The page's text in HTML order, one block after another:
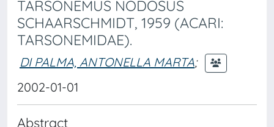
TARSONEMUS NODOSUS
SCHAARSCHMIDT, 1959 (ACARI:
TARSONEMIDAE).
DI PALMA, ANTONELLA MARTA;
2002-01-01
Abstract